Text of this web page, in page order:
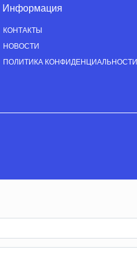
Информация
КОНТАКТЫ
НОВОСТИ
ПОЛИТИКА КОНФИДЕНЦИАЛЬНОСТИ